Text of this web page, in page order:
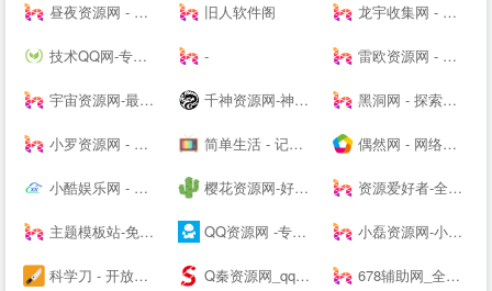
昼夜资源网 - 专注活动，软件，教程分享！总之就是网络那些事。 旧人软件阁 龙宇收集网 - 龙网专注分享免费龙宇网优质资源并收集网络中各种绿色软件
技术QQ网-专注QQ及微信红包活动_QQ新闻资讯_QQ软件下载 - 雷欧资源网 - 善恶资源网,辅助网,678辅助网,小刀娱乐网,破解软件分享,最全面的免费资源平台!
宇宙资源网-最新副业项目推荐-网络赚钱课程分享-创业商机-新媒体运营-资源整合-创业项目 千神资源网-神一样的资源分享|游戏交流论坛 黑洞网 - 探索实时资讯以及技术资源的站长之家，属于你的IT天空☁️
小罗资源网 - 全网最精免费优质资源,软件,技术等分享 简单生活 - 记录大熊和小婷生活点滴的夫妻-- 偶然网 - 网络活动资讯共享平台
小酷娱乐网 - 分享永无止境!娱乐,技术,教程,软件网络资源网 樱花资源网-好资源不私藏!大家一起分享! 资源爱好者-全网资源一网打尽！
主题模板站-免费模板,免费源码,PHP源码,网站模板,插件软件资源分享平台! QQ资源网 -专注分享网络优质资源 小磊资源网-小磊技术网_软件库_爱收集分享各种破解软件。
科学刀 - 开放交流，共享精神，走进科学刀论坛 Q秦资源网_qq技术网_古圣资源网_乔合软件库_爱收集资源网_qq业务乐园_小刀娱乐网_qq资源网_流氓资源网_qq教程网-好东西不私藏我们专注分享 678辅助网_全网最大免费软件,资源教程,游戏辅助资源网_单机游戏